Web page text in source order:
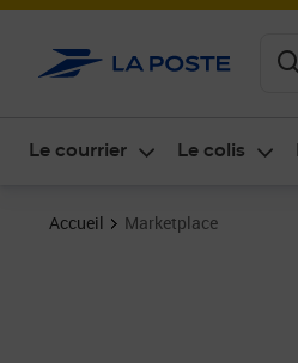
Le courrier Le colis
Accueil Marketplace